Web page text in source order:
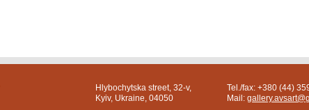
Hlybochytska street, 32-v,
Kyiv, Ukraine, 04050
Tel./fax: +380 (44)
Mail: